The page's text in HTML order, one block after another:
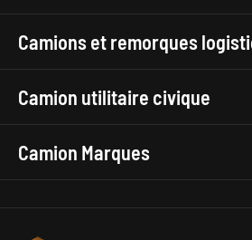
Camions et remorques
Camion utilitaire civique
Camion Marques